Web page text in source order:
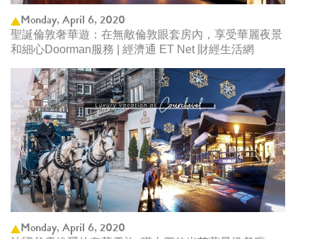
Monday, April 6, 2020
聖誕倫敦奢華遊：在無敵倫敦眼套房內，享受華麗夜景
和細心Doorman服務 | 經濟通 ET Net 財經生活網
Monday, April 6, 2020